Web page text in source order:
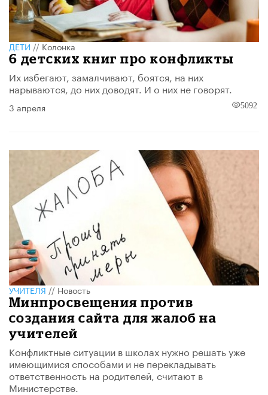
ДЕТИ//Колонка
6 детских книг про конфликты
Их избегают, замалчивают, боятся, на них
нарываются, до них доводят. И о них не говорят.
3 апреля 5092
УЧИТЕЛЯ//Новость
Минпросвещения против
создания сайта для жалоб на
учителей
Конфликтные ситуации в школах нужно решать уже
имеющимися способами и не перекладывать
ответственность на родителей, считают в
Министерстве.